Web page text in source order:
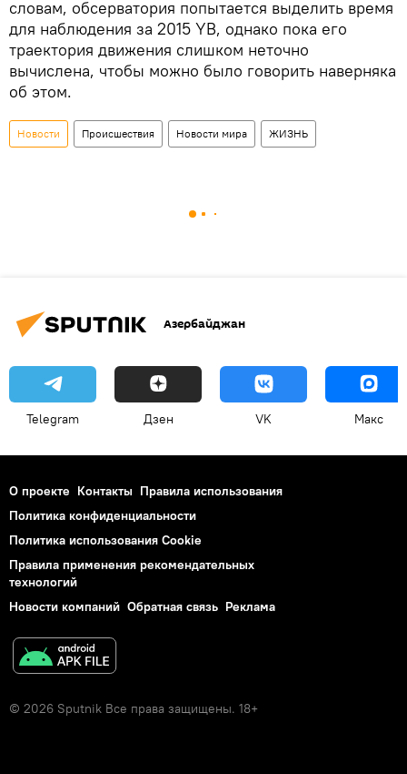
словам, обсерватория попытается выделить время
для наблюдения за 2015 YB, однако пока его
траектория движения слишком неточно
вычислена, чтобы можно было говорить наверняка
об этом.
Новости Происшествия Новости мира ЖИЗНЬ
Азербайджан
Telegram Дзен VK Макс
О проекте Контакты Правила использования
Политика конфиденциальности
Политика использования Cookie
Правила применения рекомендательных
технологий
Новости компаний Обратная связь Реклама
© 2026 Sputnik Все права защищены. 18+